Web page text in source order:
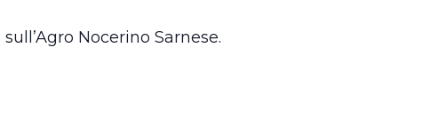
Nocerino Sarnese.